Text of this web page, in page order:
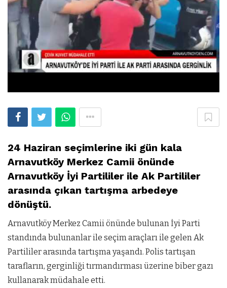
24 Haziran seçimlerine iki gün kala
Arnavutköy Merkez Camii önünde
Arnavutköy İyi Partililer ile Ak Partililer
arasında çıkan tartışma arbedeye
dönüştü.
Arnavutköy Merkez Camii önünde bulunan İyi Parti
standında bulunanlar ile seçim araçları ile gelen Ak
Partililer arasında tartışma yaşandı. Polis tartışan
tarafların, gerginliği tırmandırması üzerine biber gazı
kullanarak müdahale etti.